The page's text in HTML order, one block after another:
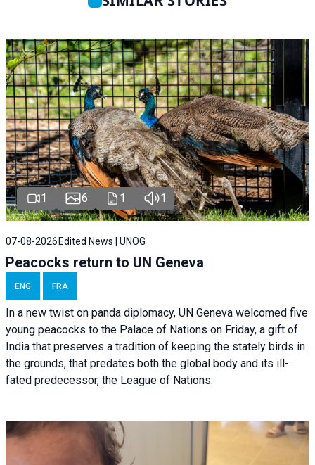
1 6 1 1
07-08-2026 Edited News | UNOG
Peacocks return to UN Geneva
ENG FRA
In a new twist on panda diplomacy, UN Geneva welcomed five
young peacocks to the Palace of Nations on Friday, a gift of
India that preserves a tradition of keeping the stately birds in
the grounds, that predates both the global body and its ill-
fated predecessor, the League of Nations.